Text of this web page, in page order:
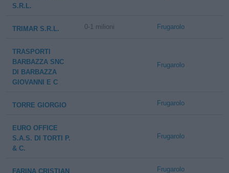
S.R.L.
TRIMAR S.R.L. 0-1 milioni Frugarolo
TRASPORTI
BARBAZZA SNC
DI BARBAZZA
GIOVANNI E C
Frugarolo
TORRE GIORGIO Frugarolo
EURO OFFICE
S.A.S. DI TORTI P.
& C.
Frugarolo
FARINA CRISTIAN Frugarolo